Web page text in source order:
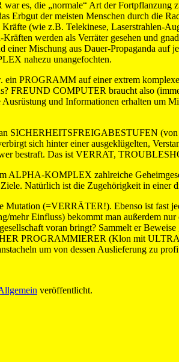
es, die „normale“ Art der
Erbgut der meisten Menschen durch die
(wie z.B. Telekinese, Laserstrahlen-
werden als Verräter gesehen und
Mischung aus Dauer-Propaganda
nahezu unangefochten.
PROGRAMM auf einer extrem
FREUND COMPUTER braucht also
und Informationen erhalten
SICHERHEITSFREIGABESTUFEN
sich hinter einer ausgeklügelten,
bestraft. Das ist VERRAT,
im ALPHA-KOMPLEX zahlreiche
Natürlich ist die Zugehörigkeit in
(=VERRÄTER!). Ebenso ist fast
Einfluss) bekommt man außerdem
voran bringt? Sammelt er
PROGRAMMIERER (Klon mit
um von dessen Auslieferung zu
veröffentlicht.